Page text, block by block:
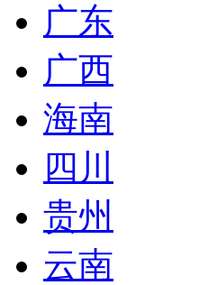
广东
广西
海南
四川
贵州
云南